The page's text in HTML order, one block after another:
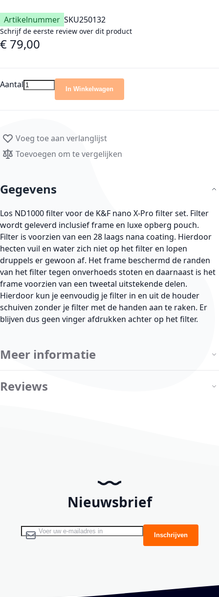
Artikelnummer SKU250132
Schrijf de eerste review over dit product
€ 79,00
Aantal In Winkelwagen
Voeg toe aan verlanglijst
Toevoegen om te vergelijken
Gegevens
Los ND1000 filter voor de K&F nano X-Pro filter set. Filter
wordt geleverd inclusief frame en luxe opberg pouch.
Filter is voorzien van een 28 laags nana coating. Hierdoor
hecten vuil en water zich niet op het filter en lopen
druppels er gewoon af. Het frame beschermd de randen
van het filter tegen onverhoeds stoten en daarnaast is het
frame voorzien van een tweetal uitstekende delen.
Hierdoor kun je eenvoudig je filter in en uit de houder
schuiven zonder je filter met de handen aan te raken. Er
blijven dus geen vinger afdrukken achter op het filter.
Meer informatie
Reviews
Nieuwsbrief
Abonneer u op onze nieuwsbrief Inschrijven